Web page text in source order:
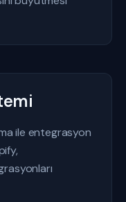
ile entegrasyon